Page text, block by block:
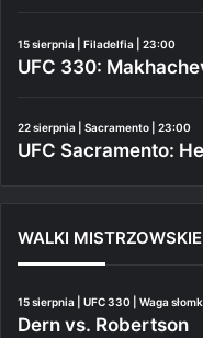
15 sierpnia | Filadelfia | 23:00
UFC 330:
22 sierpnia | Sacramento | 23:00
UFC Sacramento:
WALKI
15 sierpnia | UFC 330 | Waga
Dern vs. Robertson